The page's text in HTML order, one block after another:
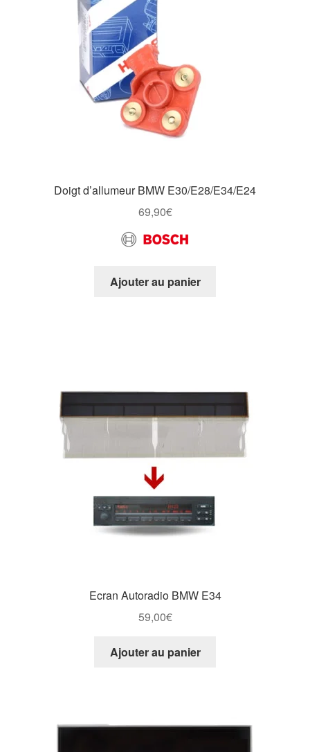
Doigt d’allumeur BMW E30/E28/E34/E24
69,90€
Ajouter au panier
Ecran Autoradio BMW E34
59,00€
Ajouter au panier